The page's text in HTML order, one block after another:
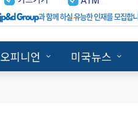
오피니언 미국뉴스